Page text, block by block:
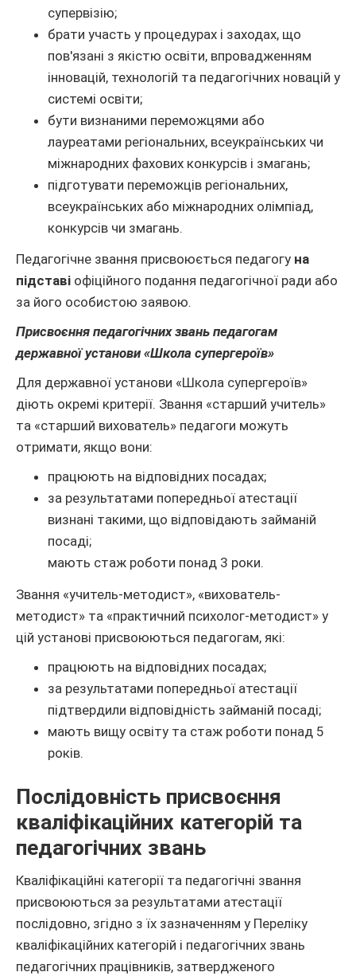
супервізію;
брати участь у процедурах і заходах, що
пов'язані з якістю освіти, впровадженням
інновацій, технологій та педагогічних новацій у
системі освіти;
бути визнаними переможцями або
лауреатами регіональних, всеукраїнських чи
міжнародних фахових конкурсів і змагань;
підготувати переможців регіональних,
всеукраїнських або міжнародних олімпіад,
конкурсів чи змагань.
Педагогічне звання присвоюється педагогу на
підставі офіційного подання педагогічної ради або
за його особистою заявою.
Присвоєння педагогічних звань педагогам
державної установи «Школа супергероїв»
Для державної установи «Школа супергероїв»
діють окремі критерії. Звання «старший учитель»
та «старший вихователь» педагоги можуть
отримати, якщо вони:
працюють на відповідних посадах;
за результатами попередньої атестації
визнані такими, що відповідають займаній
посаді;
мають стаж роботи понад 3 роки.
Звання «учитель-методист», «вихователь-
методист» та «практичний психолог-методист» у
цій установі присвоюються педагогам, які:
працюють на відповідних посадах;
за результатами попередньої атестації
підтвердили відповідність займаній посаді;
мають вищу освіту та стаж роботи понад 5
років.
Послідовність присвоєння
кваліфікаційних категорій та
педагогічних звань
Кваліфікаційні категорії та педагогічні звання
присвоюються за результатами атестації
послідовно, згідно з їх зазначенням у Переліку
кваліфікаційних категорій і педагогічних звань
педагогічних працівників, затвердженого